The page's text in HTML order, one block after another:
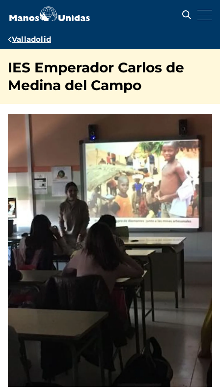
contenido
Ruta
navegación
Valladolid
IES Emperador Carlos de
Medina del Campo